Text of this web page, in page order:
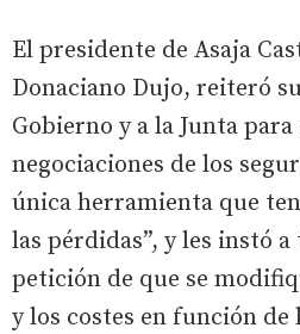
El presidente de Asaja
Donaciano Dujo, reiteró
Gobierno y a la Junta
negociaciones de los
única herramienta que
las pérdidas”, y les instó
petición de que se
y los costes en función de